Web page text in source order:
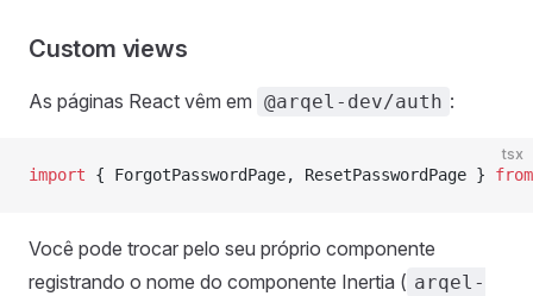
Custom views
As páginas React vêm em @arqel-dev/auth :
tsx
import { ForgotPasswordPage, ResetPasswordPage } from
Você pode trocar pelo seu próprio componente
registrando o nome do componente Inertia ( arqel-